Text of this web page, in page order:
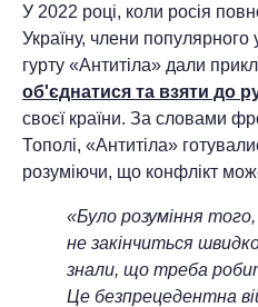
У 2022 році, коли росія
Україну, члени популярного
гурту «Антитіла» дали
об'єднатися та взяти до
своєї країни. За словами
Тополі, «Антитіла»
розуміючи, що конфлікт
«Було розуміння
не закінчиться
знали, що треба
Це безпрецедентна